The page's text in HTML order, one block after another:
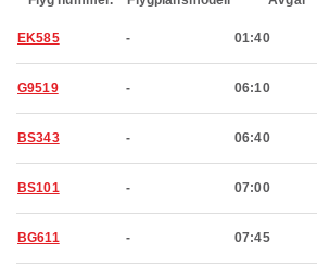
EK585 - 01:40
G9519 - 06:10
BS343 - 06:40
BS101 - 07:00
BG611 - 07:45